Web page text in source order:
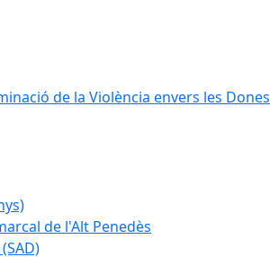
de la Violència envers les Dones
de l'Alt Penedès